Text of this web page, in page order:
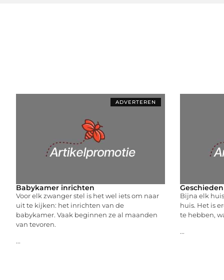
ADVERTEREN
Babykamer inrichten
Voor elk zwanger stel is het wel iets om naar
uit te kijken: het inrichten van de
babykamer. Vaak beginnen ze al maanden
van tevoren.
...
Bijna elk
huis. Het is
te hebben,
...